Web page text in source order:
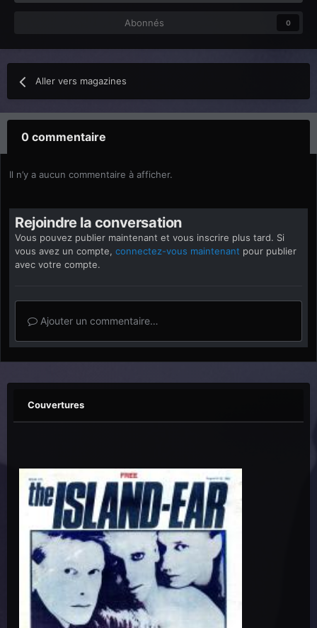
Abonnés 0
Aller vers magazines
0 commentaire
Il n’y a aucun commentaire à afficher.
Rejoindre la conversation
Vous pouvez publier maintenant et vous inscrire plus tard. Si
vous avez un compte, connectez-vous maintenant pour publier
avec votre compte.
Ajouter un commentaire…
Couvertures